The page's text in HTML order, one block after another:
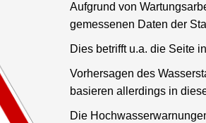
Aufgrund von
gemessenen Daten der
Dies betrifft u.a. die Seite
Vorhersagen des
basieren allerdings in
Die